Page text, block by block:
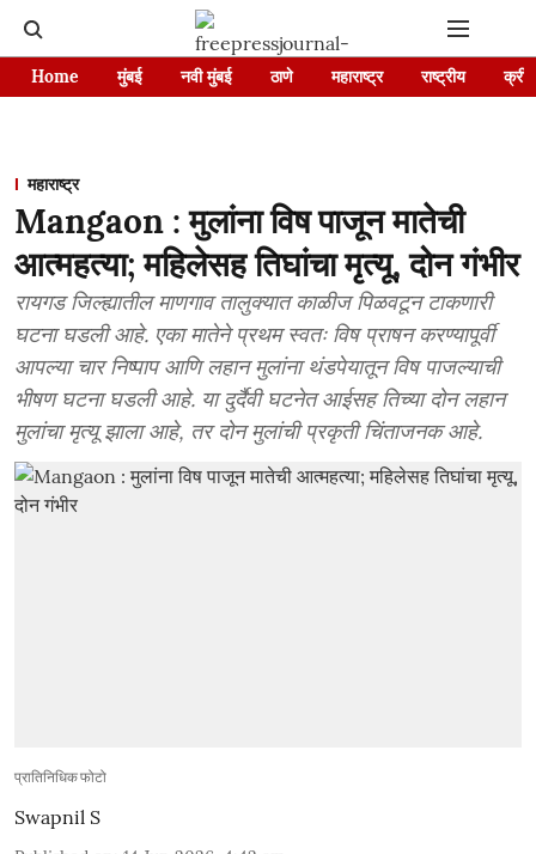
Home मुंबई नवी मुंबई ठाणे महाराष्ट्र राष्ट्रीय
महाराष्ट्र
Mangaon : मुलांना विष पाजून मातेची
आत्महत्या; महिलेसह तिघांचा मृत्यू, दोन गंभीर
रायगड जिल्ह्यातील माणगाव तालुक्यात काळीज पिळवटून टाकणारी
घटना घडली आहे. एका मातेने प्रथम स्वतः विष प्राषन करण्यापूर्वी
आपल्या चार निष्पाप आणि लहान मुलांना थंडपेयातून विष पाजल्याची
भीषण घटना घडली आहे. या दुर्दैवी घटनेत आईसह तिच्या दोन लहान
मुलांचा मृत्यू झाला आहे, तर दोन मुलांची प्रकृती चिंताजनक आहे.
प्रातिनिधिक फोटो
Swapnil S